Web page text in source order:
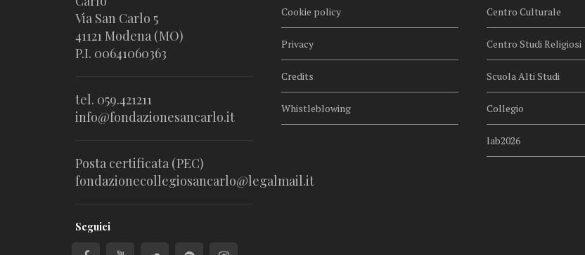
Via San Carlo 5
41121 Modena (MO)
P.I. 00641060363
tel. 059.421211
info@fondazionesancarlo.it
Posta certificata (PEC)
fondazionecollegiosancarlo@legalmail.it
Seguici
Cookie policy
Privacy
Credits
Whistleblowing
Centro Culturale
Centro Studi Religiosi
Scuola Alti Studi
Collegio
lab2026